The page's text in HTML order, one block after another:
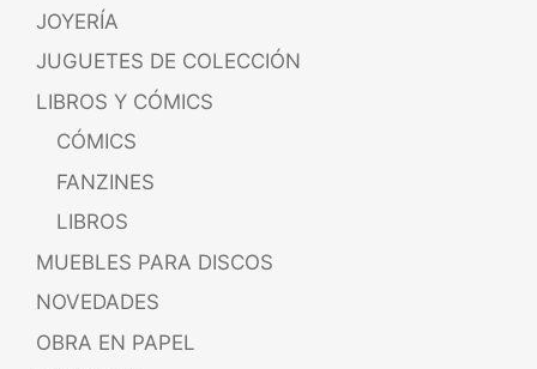
JOYERÍA
JUGUETES DE COLECCIÓN
LIBROS Y CÓMICS
CÓMICS
FANZINES
LIBROS
MUEBLES PARA DISCOS
NOVEDADES
OBRA EN PAPEL